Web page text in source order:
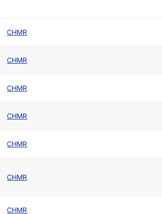
CHMR
CHMR
CHMR
CHMR
CHMR
CHMR
CHMR